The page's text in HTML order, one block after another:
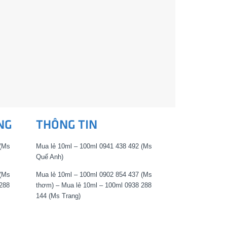
THÔNG TIN
Mua lẻ 10ml – 100ml 0941 438 492 (Ms
Quế Anh)
Mua lẻ 10ml – 100ml 0902 854 437 (Ms
thơm) – Mua lẻ 10ml – 100ml 0938 288
144 (Ms Trang)